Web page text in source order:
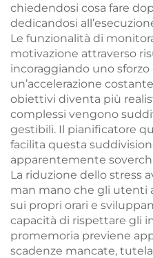
chiedendosi cosa fare
dedicandosi
Le funzionalità di
motivazione attraverso
incoraggiando uno
un’accelerazione
obiettivi diventa più
complessi vengono
gestibili. Il pianificatore
facilita questa
apparentemente
La riduzione dello stress
man mano che gli utenti
sui propri orari e
capacità di rispettare gli
promemoria previene
scadenze mancate,